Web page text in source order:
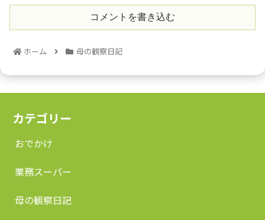
コメントを書き込む
ホーム 母の観察日記
カテゴリー
おでかけ
業務スーパー
母の観察日記